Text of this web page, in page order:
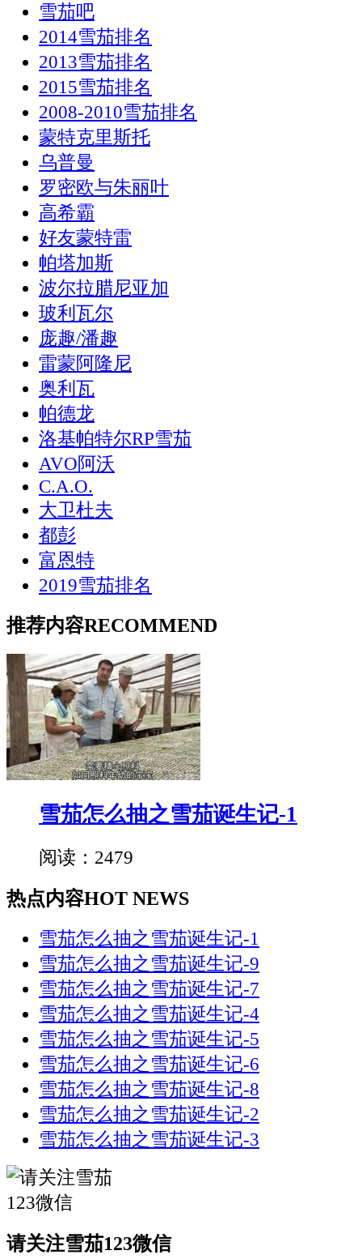
雪茄吧
2014雪茄排名
2013雪茄排名
2015雪茄排名
2008-2010雪茄排名
蒙特克里斯托
乌普曼
罗密欧与朱丽叶
高希霸
好友蒙特雷
帕塔加斯
波尔拉腊尼亚加
玻利瓦尔
庞趣/潘趣
雷蒙阿隆尼
奥利瓦
帕德龙
洛基帕特尔RP雪茄
AVO阿沃
C.A.O.
大卫杜夫
都彭
富恩特
2019雪茄排名
推荐内容RECOMMEND
雪茄怎么抽之雪茄诞生记-1
阅读：2479
热点内容HOT NEWS
雪茄怎么抽之雪茄诞生记-1
雪茄怎么抽之雪茄诞生记-9
雪茄怎么抽之雪茄诞生记-7
雪茄怎么抽之雪茄诞生记-4
雪茄怎么抽之雪茄诞生记-5
雪茄怎么抽之雪茄诞生记-6
雪茄怎么抽之雪茄诞生记-8
雪茄怎么抽之雪茄诞生记-2
雪茄怎么抽之雪茄诞生记-3
请关注雪茄123微信